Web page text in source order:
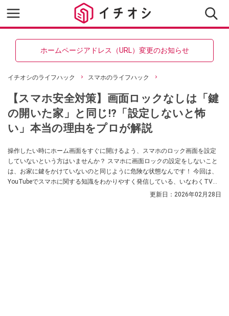
ホームページアドレス（URL）変更のお知らせ
イチオシのライフハック スマホのライフハック
【スマホ安全対策】画面ロックなしは「鍵
の開いた家」と同じ!?「設定しないと怖
い」本当の理由をプロが解説
操作したい時にホーム画面をすぐに開けるよう、スマホのロック画面を設定
していないという方はいませんか？ スマホに画面ロックの設定をしないこと
は、お家に鍵をかけていないのと同じように危険な状態なんです！ 今回は、
YouTubeでスマホに関する知識をわかりやすく発信している、いなわくTVの
川島さんが画面ロックなしのスマホが抱えるリスクと、最新のセキュリティ
更新日： 2026年02月28日